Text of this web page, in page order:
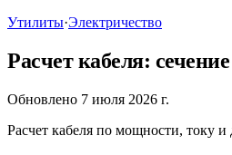
Утилиты·Электричество
Расчет кабеля:
Обновлено 7 июля 2026 г.
Расчет кабеля по мощности,